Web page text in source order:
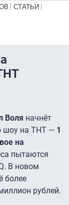
СТАТЬИ
Воля начнёт
шоу на ТНТ — 1
на
пытаются
В новом
более
рублей.